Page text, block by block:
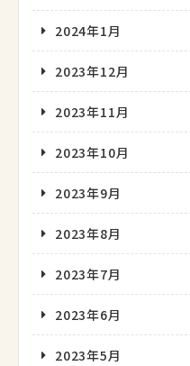
2024年1月
2023年12月
2023年11月
2023年10月
2023年9月
2023年8月
2023年7月
2023年6月
2023年5月